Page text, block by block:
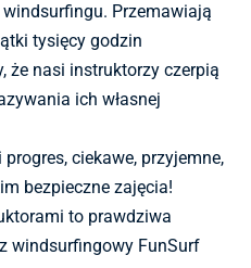
Przemawiają
tysięcy godzin
że nasi instruktorzy czerpią
ich własnej
ciekawe, przyjemne,
bezpieczne zajęcia!
to prawdziwa
windsurfingowy FunSurf